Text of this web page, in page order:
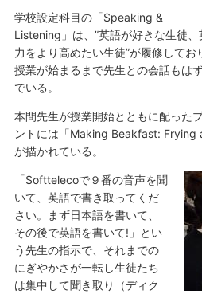
学校設定科目の「Speaking &
Listening」は、”英語が好きな生徒、
力をより高めたい生徒”が履修してお
授業が始まるまで先生との会話もは
でいる。
本間先生が授業開始とともに配った
ントには「Making Beakfast: Frying
が描かれている。
「Softtelecoで９番の音声を聞
いて、英語で書き取ってくだ
さい。まず日本語を書いて、
その後で英語を書いて!」とい
う先生の指示で、それまでの
にぎやかさが一転し生徒たち
は集中して聞き取り（ディク